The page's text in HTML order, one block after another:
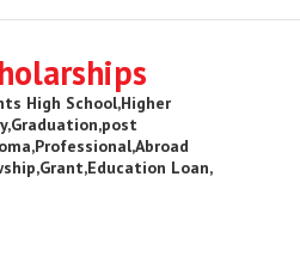
High School,Higher
Loan,